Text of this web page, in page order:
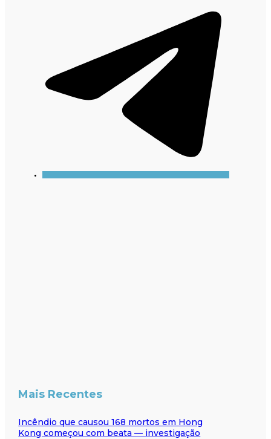
Mais Recentes
Incêndio que causou 168 mortos em Hong
Kong começou com beata — investigação